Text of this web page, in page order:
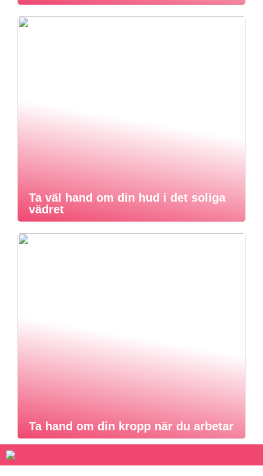
Ta väl hand om din hud i det soliga
vädret
Ta hand om din kropp när du arbetar